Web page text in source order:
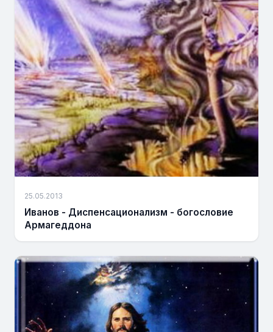
25.05.2013
Иванов - Диспенсационализм - богословие
Армагеддона